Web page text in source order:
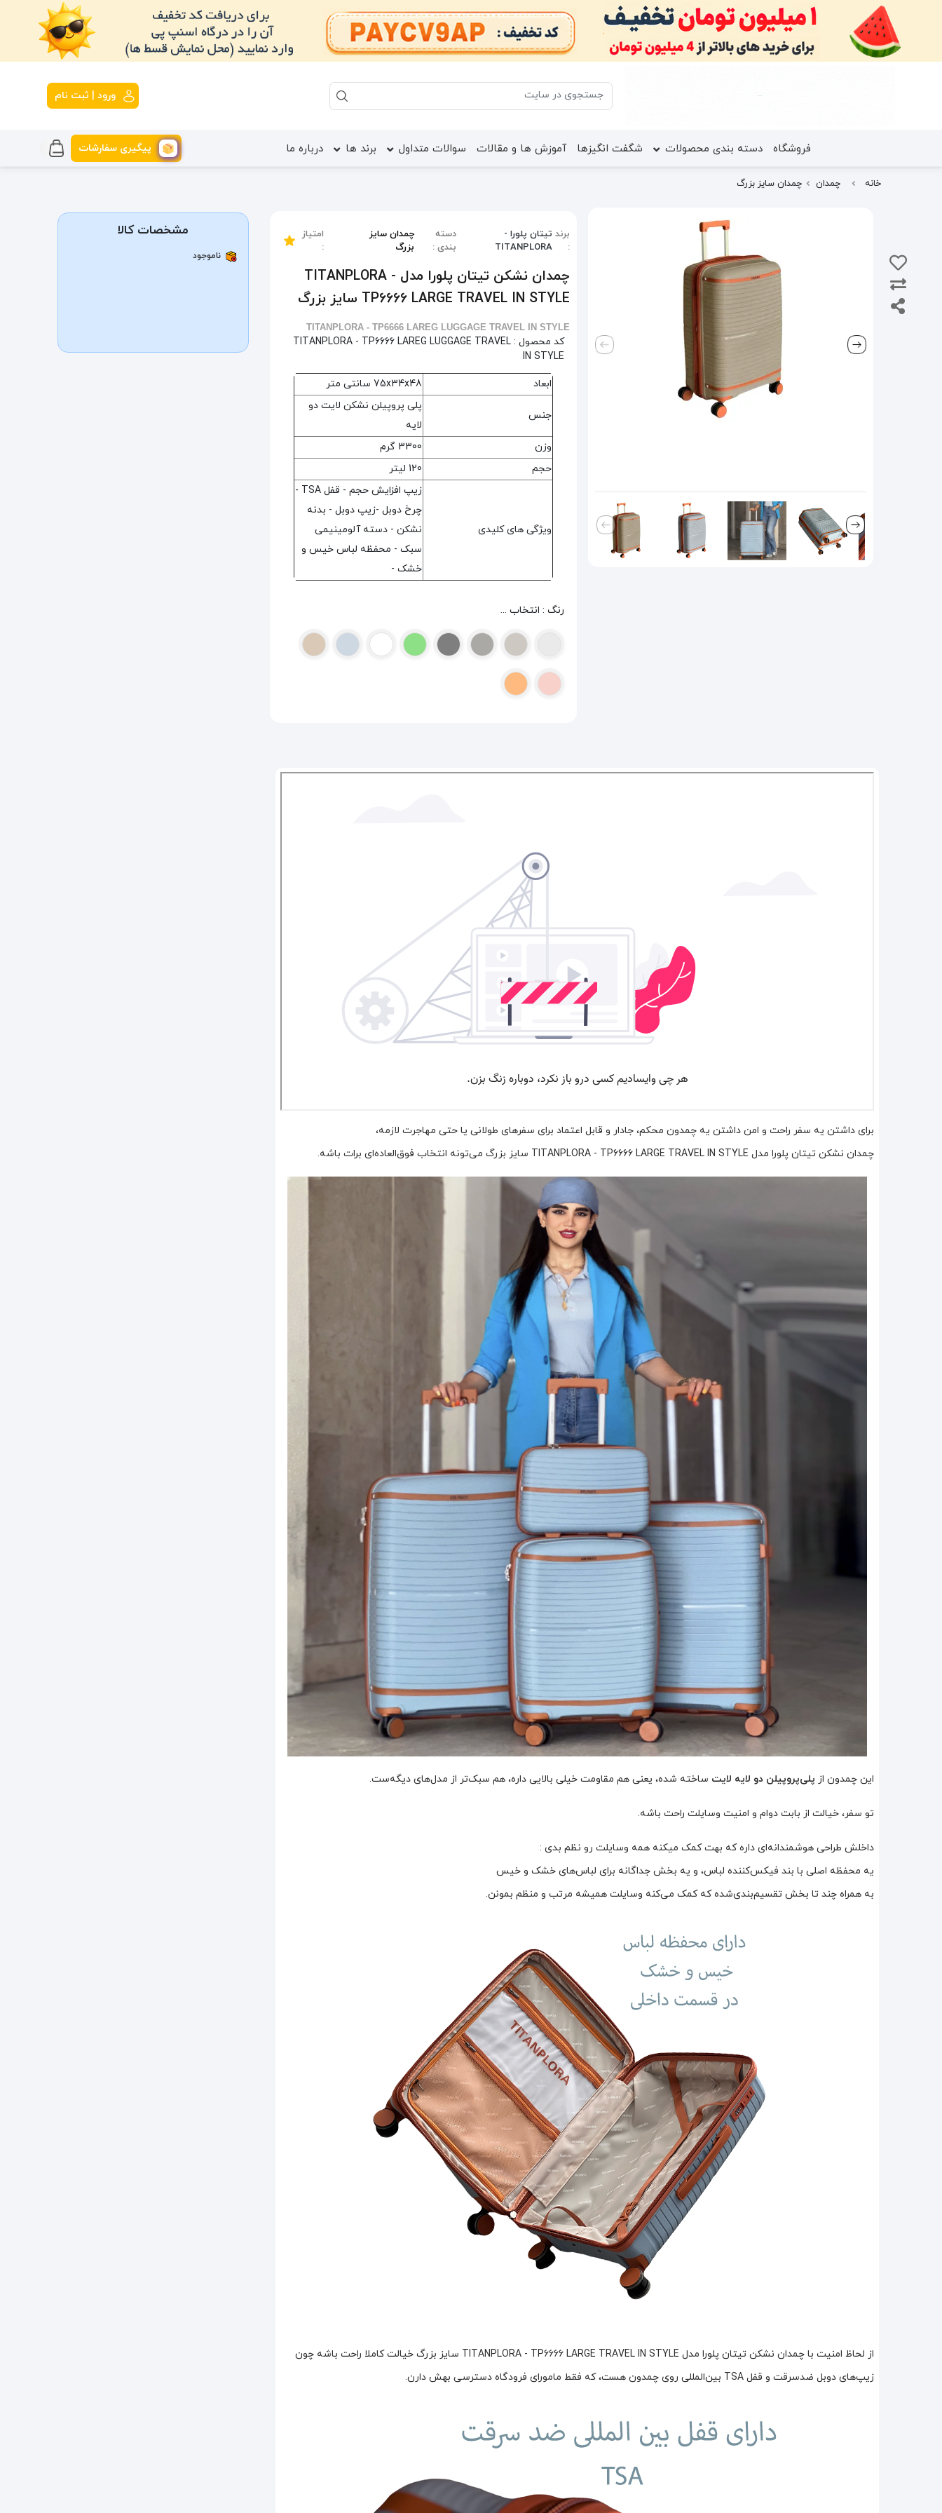
ورود | ثبت نام
پیگیری سفارشات فروشگاه دسته بندی محصولات شگفت انگیزها آموزش ها و مقالات سوالات متداول برند ها درباره ما
خانه چمدان چمدان سایز بزرگ
برند
:
تیتان پلورا -
TITANPLORA
دسته
بندی :
چمدان سایز
بزرگ
امتیاز
:
چمدان نشکن تیتان پلورا مدل TITANPLORA -
TP6666 LARGE TRAVEL IN STYLE سایز بزرگ
TITANPLORA - TP6666 LAREG LUGGAGE TRAVEL IN STYLE
کد محصول : TITANPLORA - TP6666 LAREG LUGGAGE TRAVEL
IN STYLE
ابعاد 75x34x48 سانتی متر
جنس
پلی پروپیلن نشکن لایت دو
لایه
وزن
3300 گرم
حجم
120 لیتر
ویژگی های کلیدی
زیپ افزایش حجم - قفل TSA -
چرخ دوبل -زیپ دوبل - بدنه
نشکن - دسته آلومینیمی
سبک - محفظه لباس خیس و
خشک -
رنگ : انتخاب ...
برای داشتن یه سفر راحت و امن داشتن یه چمدون محکم، جادار و قابل اعتماد برای سفرهای طولانی یا حتی مهاجرت لازمه،
چمدان نشکن تیتان پلورا مدل TITANPLORA - TP6666 LARGE TRAVEL IN STYLE سایز بزرگ می‌تونه انتخاب فوق‌العاده‌ای برات باشه.
این چمدون از پلی‌پروپیلن دو لایه لایت ساخته شده، یعنی هم مقاومت خیلی بالایی داره، هم سبک‌تر از مدل‌های دیگه‌ست.
تو سفر، خیالت از بابت دوام و امنیت وسایلت راحت باشه.
داخلش طراحی هوشمندانه‌ای داره که بهت کمک میکنه همه وسایلت رو نظم بدی :
یه محفظه اصلی با بند فیکس‌کننده لباس، و یه بخش جداگانه برای لباس‌های خشک و خیس
به همراه چند تا بخش تقسیم‌بندی‌شده که کمک می‌کنه وسایلت همیشه مرتب و منظم بمونن.
از لحاظ امنیت با چمدان نشکن تیتان پلورا مدل TITANPLORA - TP6666 LARGE TRAVEL IN STYLE سایز بزرگ خیالت کاملا راحت باشه چون
زیپ‌های دوبل ضدسرقت و قفل TSA بین‌المللی روی چمدون هست، که فقط مامورای فرودگاه دسترسی بهش دارن.
مشخصات کالا
ناموجود